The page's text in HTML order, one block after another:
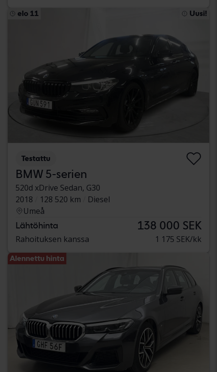
elo 11 Uusi!
Testattu
BMW 5-serien
520d xDrive Sedan, G30
2018
128 520 km
Diesel
Umeå
Lähtöhinta 138 000 SEK
Rahoituksen kanssa 1 175 SEK/kk
Alennettu hinta